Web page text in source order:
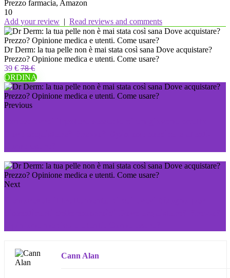
Prezzo farmacia, Amazon
10
Add your review | Read reviews and comments
Dr Derm: la tua pelle non è mai stata così sana Dove acquistare?
Prezzo? Opinione medica e utenti. Come usare?
39 € 78 €
ORDINA
Previous
Next
Cann Alan